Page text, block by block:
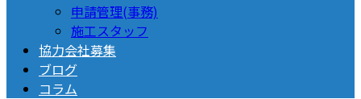
申請管理(事務)
施工スタッフ
協力会社募集
ブログ
コラム